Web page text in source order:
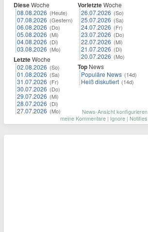
DieseWoche
08.08.2026 (Heute)
07.08.2026 (Gestern)
06.08.2026 (Do)
05.08.2026 (Mi)
04.08.2026 (Di)
03.08.2026 (Mo)
LetzteWoche
02.08.2026 (So)
01.08.2026 (Sa)
31.07.2026 (Fr)
30.07.2026 (Do)
29.07.2026 (Mi)
28.07.2026 (Di)
27.07.2026 (Mo)
VorletzteWoche
26.07.2026 (So)
25.07.2026 (Sa)
24.07.2026 (Fr)
23.07.2026 (Do)
22.07.2026 (Mi)
21.07.2026 (Di)
20.07.2026 (Mo)
Top News
Populäre News (14d)
Heiß diskutiert (14d)
News-Ansicht konfigurieren
meine Kommentare | Ignore | Notifies